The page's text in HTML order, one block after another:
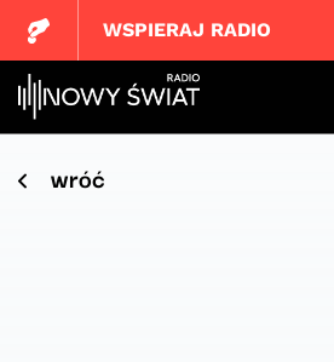
WSPIERAJ RADIO
wróć